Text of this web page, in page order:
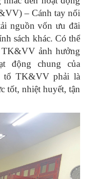
– Cánh tay nối
nguồn vốn ưu đãi
sách khác. Có thể
TK&VV ảnh hưởng
động chung của
tổ TK&VV phải là
tốt, nhiệt huyết, tận